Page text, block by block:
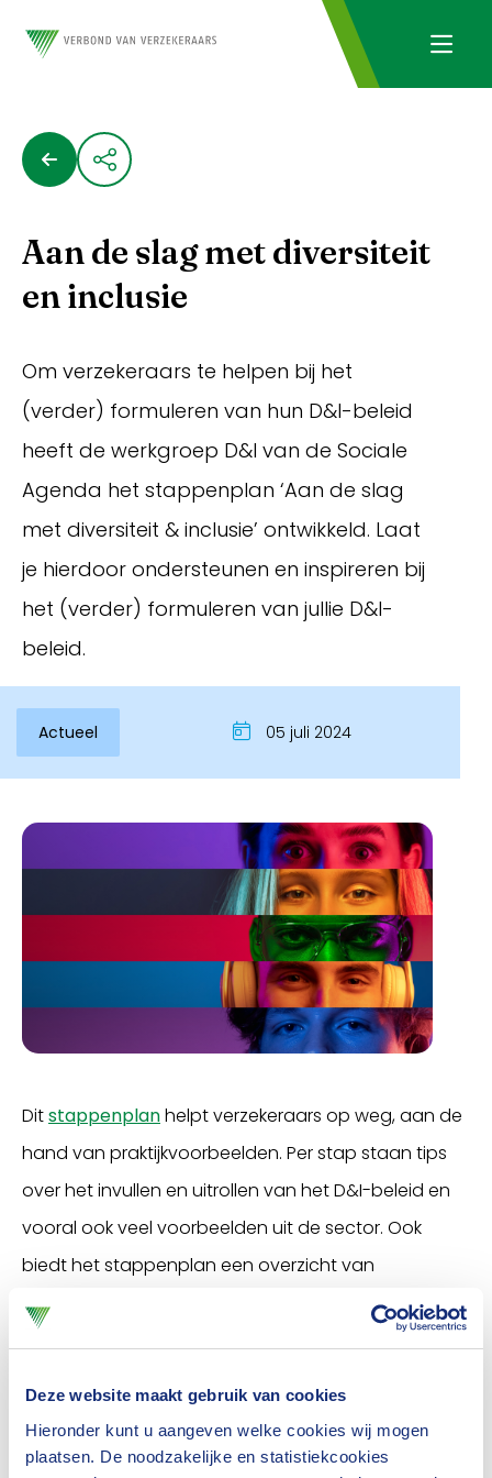
Deze website maakt gebruik van cookies
Hieronder kunt u aangeven welke cookies wij mogen
plaatsen. De noodzakelijke en statistiekcookies
Inloggen
Aan de slag met diversiteit
en inclusie
Om verzekeraars te helpen bij het
(verder) formuleren van hun D&I-beleid
heeft de werkgroep D&I van de Sociale
Agenda het stappenplan ‘Aan de slag
met diversiteit & inclusie’ ontwikkeld. Laat
je hierdoor ondersteunen en inspireren bij
het (verder) formuleren van jullie D&I-
beleid.
Actueel 05 juli 2024
Ditstappenplanhelpt verzekeraars op weg, aan de
hand van praktijkvoorbeelden. Per stap staan tips
over het invullen en uitrollen van het D&I-beleid en
vooral ook veel voorbeelden uit de sector. Ook
biedt het stappenplan een overzicht van
informatiebronnen die verzekeraars kunnen
gebruiken. Het doel is om kleine en middelgrote
gaan zetten.